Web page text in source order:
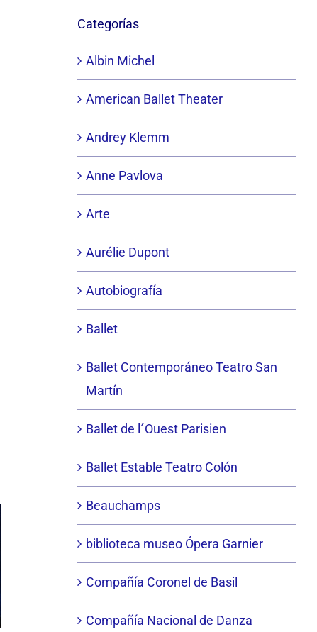
Categorías
Albin Michel
American Ballet Theater
Andrey Klemm
Anne Pavlova
Arte
Aurélie Dupont
Autobiografía
Ballet
Ballet Contemporáneo Teatro San
Martín
Ballet de l´Ouest Parisien
Ballet Estable Teatro Colón
Beauchamps
biblioteca museo Ópera Garnier
Compañía Coronel de Basil
Compañía Nacional de Danza